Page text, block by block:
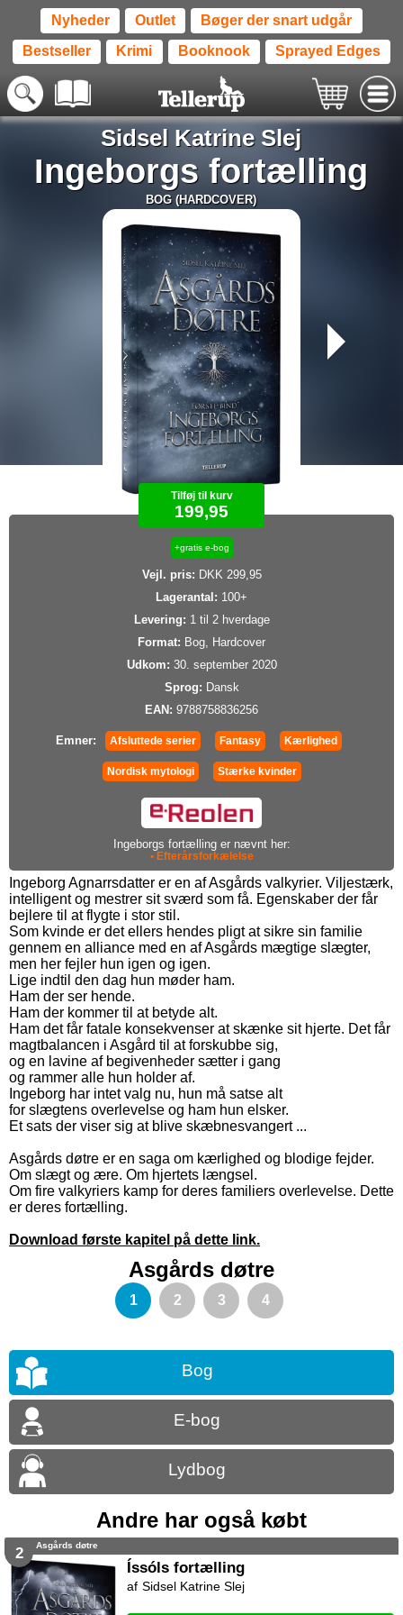
Nyheder Outlet Bøger der snart udgår
Bestseller Krimi Booknook Sprayed Edges
Sidsel Katrine Slej
Ingeborgs fortælling
BOG (HARDCOVER)
Tilføj til kurv
199,95
+gratis e-bog
Vejl. pris: DKK 299,95
Lagerantal: 100+
Levering: 1 til 2 hverdage
Format: Bog, Hardcover
Udkom: 30. september 2020
Sprog: Dansk
EAN: 9788758836256
Emner: Afsluttede serier Fantasy Kærlighed
Nordisk mytologi Stærke kvinder
Ingeborgs fortælling er nævnt her:
• Efterårsforkælelse
Ingeborg Agnarrsdatter er en af Asgårds valkyrier. Viljestærk,
intelligent og mestrer sit sværd som få. Egenskaber der får
bejlere til at flygte i stor stil.
Som kvinde er det ellers hendes pligt at sikre sin familie
gennem en alliance med en af Asgårds mægtige slægter,
men her fejler hun igen og igen.
Lige indtil den dag hun møder ham.
Ham der ser hende.
Ham der kommer til at betyde alt.
Ham det får fatale konsekvenser at skænke sit hjerte. Det får
magtbalancen i Asgård til at forskubbe sig,
og en lavine af begivenheder sætter i gang
og rammer alle hun holder af.
Ingeborg har intet valg nu, hun må satse alt
for slægtens overlevelse og ham hun elsker.
Et sats der viser sig at blive skæbnesvangert ...
Asgårds døtre er en saga om kærlighed og blodige fejder.
Om slægt og ære. Om hjertets længsel.
Om fire valkyriers kamp for deres familiers overlevelse. Dette
er deres fortælling.
Download første kapitel på dette link.
Asgårds døtre
1 2 3 4
Bog
E-bog
Lydbog
Andre har også købt
2 Asgårds døtre
Íssóls fortælling
Sidsel Katrine Slej